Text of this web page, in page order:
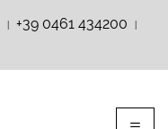
+39 0461 434200